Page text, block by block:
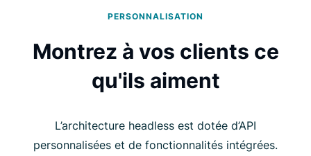
PERSONNALISATION
Montrez à vos clients ce
qu'ils aiment
L’architecture headless est dotée d’API
personnalisées et de fonctionnalités intégrées.